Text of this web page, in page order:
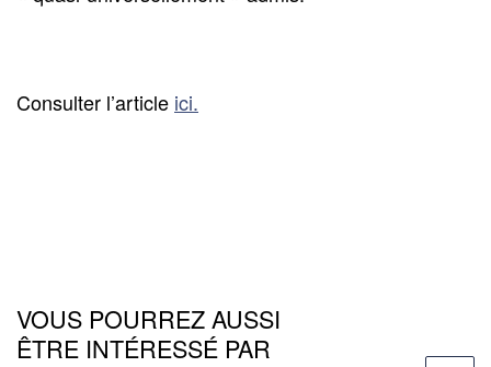
Consulter l’article ici.
VOUS POURREZ AUSSI
ÊTRE INTÉRESSÉ PAR